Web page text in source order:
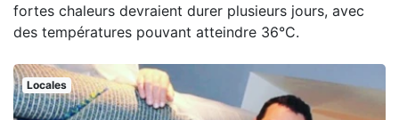
fortes chaleurs devraient durer plusieurs jours, avec
des températures pouvant atteindre 36°C.
Locales